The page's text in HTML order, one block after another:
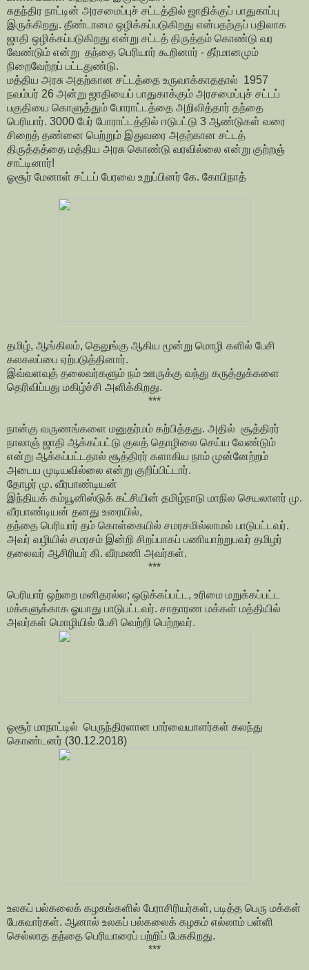
சுதந்திர நாட்டின் அரசமைப்புச் சட்டத்தில் ஜாதிக்குப் பாதுகாப்பு
இருக்கிறது. தீண்டாமை ஒழிக்கப்படுகிறது என்பதற்குப் பதிலாக
ஜாதி ஒழிக்கப்படுகிறது என்று சட்டத் திருத்தம் கொண்டு வர
வேண்டும் என்று தந்தை பெரியார் கூறினார் - தீர்மானமும்
நிறைவேற்றப் பட்டதுண்டு.
மத்திய அரசு அதற்கான சட்டத்தை உருவாக்காததால் 1957
நவம்பர் 26 அன்று ஜாதியைப் பாதுகாக்கும் அரசமைப்புச் சட்டப்
பகுதியை கொளுத்தும் போராட்டத்தை அறிவித்தார் தந்தை
பெரியார். 3000 பேர் போராட்டத்தில் ஈடுபட்டு 3 ஆண்டுகள் வரை
சிறைத் தண்னை பெற்றும் இதுவரை அதற்கான சட்டத்
திருத்தத்தை மத்திய அரசு கொண்டு வரவில்லை என்று குற்றஞ்
சாட்டினார்!
ஓசூர் மேனாள் சட்டப் பேரவை உறுப்பினர் கே. கோபிநாத்
தமிழ், ஆங்கிலம், தெலுங்கு ஆகிய மூன்று மொழி களில் பேசி
கலகலப்பை ஏற்படுத்தினார்.
இவ்வளவுத் தலைவர்களும் நம் ஊருக்கு வந்து கருத்துக்களை
தெரிவிப்பது மகிழ்ச்சி அளிக்கிறது.
***
நான்கு வருணங்களை மனுதர்மம் கற்பித்தது. அதில் சூத்திரர்
நாலாஞ் ஜாதி ஆக்கப்பட்டு குலத் தொழிலை செய்ய வேண்டும்
என்று ஆக்கப்பட்டதால் சூத்திரர் களாகிய நாம் முன்னேற்றம்
அடைய முடியவில்லை என்று குறிப்பிட்டார்.
தோழர் மு. வீரபாண்டியன்
இந்தியக் கம்யூனிஸ்டுக் கட்சியின் தமிழ்நாடு மாநில செயலாளர் மு.
வீரபாண்டியன் தனது உரையில்,
தந்தை பெரியார் தம் கொள்கையில் சமரசமில்லாமல் பாடுபட்டவர்.
அவர் வழியில் சமரசம் இன்றி சிறப்பாகப் பணியாற்றுபவர் தமிழர்
தலைவர் ஆசிரியர் கி. வீரமணி அவர்கள்.
***
பெரியார் ஒற்றை மனிதரல்ல; ஒடுக்கப்பட்ட, உரிமை மறுக்கப்பட்ட
மக்களுக்காக ஓயாது பாடுபட்டவர். சாதாரண மக்கள் மத்தியில்
அவர்கள் மொழியில் பேசி வெற்றி பெற்றவர்.
ஓசூர் மாநாட்டில் பெருந்திரளான பார்வையாளர்கள் கலந்து
கொண்டனர் (30.12.2018)
உலகப் பல்கலைக் கழகங்களில் பேராசிரியர்கள், படித்த பெரு மக்கள்
பேசுவார்கள். ஆனால் உலகப் பல்கலைக் கழகம் எல்லாம் பள்ளி
செல்லாத தந்தை பெரியாரைப் பற்றிப் பேசுகிறது.
***